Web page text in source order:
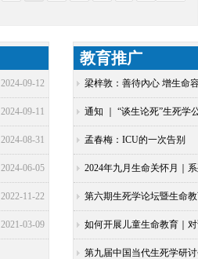
2024-09-12
2024-09-11
2024-08-31
2024-06-05
2022-11-22
2021-03-09
教育推广
梁梓敦：善待內心 增生命
通知 ｜ “谈生论死”生死学
孟春梅：ICU的一次告别
2024年九月生命关怀月｜
第六期生死学论坛暨生命教
如何开展儿童生命教育｜
第九届中国当代生死学研